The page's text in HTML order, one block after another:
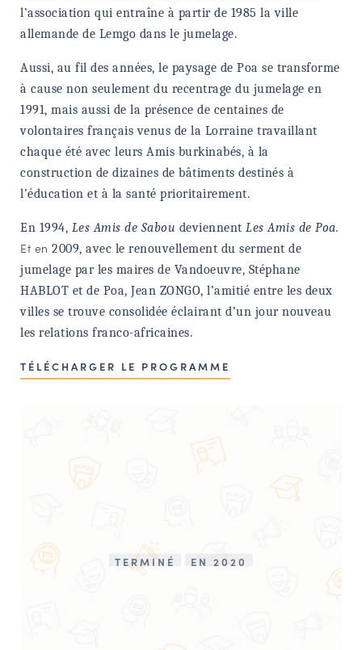
l’association qui entraîne à partir de 1985 la ville
allemande de Lemgo dans le jumelage.
Aussi, au fil des années, le paysage de Poa se transforme
à cause non seulement du recentrage du jumelage en
1991, mais aussi de la présence de centaines de
volontaires français venus de la Lorraine travaillant
chaque été avec leurs Amis burkinabés, à la
construction de dizaines de bâtiments destinés à
l’éducation et à la santé prioritairement.
En 1994, Les Amis de Sabou deviennent Les Amis de Poa.
Et en 2009, avec le renouvellement du serment de
jumelage par les maires de Vandoeuvre, Stéphane
HABLOT et de Poa, Jean ZONGO, l’amitié entre les deux
villes se trouve consolidée éclairant d’un jour nouveau
les relations franco-africaines.
TÉLÉCHARGER LE PROGRAMME
TERMINÉ EN 2020